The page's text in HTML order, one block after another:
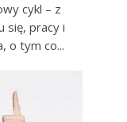
cykl – z
się, pracy i
o tym co...